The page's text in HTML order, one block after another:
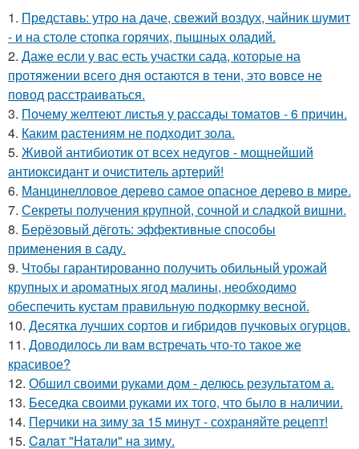
1. Представь: утро на даче, свежий воздух, чайник шумит
- и на столе стопка горячих, пышных оладий.
2. Даже если у вас есть участки сада, которые на
протяжении всего дня остаются в тени, это вовсе не
повод расстраиваться.
3. Почему желтеют листья у рассады томатов - 6 причин.
4. Каким растениям не подходит зола.
5. Живой антибиотик от всех недугов - мощнейший
антиоксидант и очиститель артерий!
6. Манцинелловое дерево самое опасное дерево в мире.
7. Секреты получения крупной, сочной и сладкой вишни.
8. Берёзовый дёготь: эффективные способы
применения в саду.
9. Чтобы гарантированно получить обильный урожай
крупных и ароматных ягод малины, необходимо
обеспечить кустам правильную подкормку весной.
10. Десятка лучших сортов и гибридов пучковых огурцов.
11. Доводилось ли вам встречать что-то такое же
красивое?
12. Обшил своими руками дом - делюсь результатом а.
13. Беседка своими руками их того, что было в наличии.
14. Перчики на зиму за 15 минут - сохраняйте рецепт!
15. Caлaт "Нaтaли" нa зиму.